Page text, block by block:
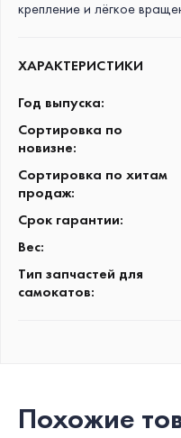
крепление и лёгкое
ХАРАКТЕРИСТИКИ
Год выпуска:
Сортировка по
новизне:
Сортировка по хитам
продаж:
Срок гарантии:
Вес:
Тип запчастей для
самокатов:
Похожие